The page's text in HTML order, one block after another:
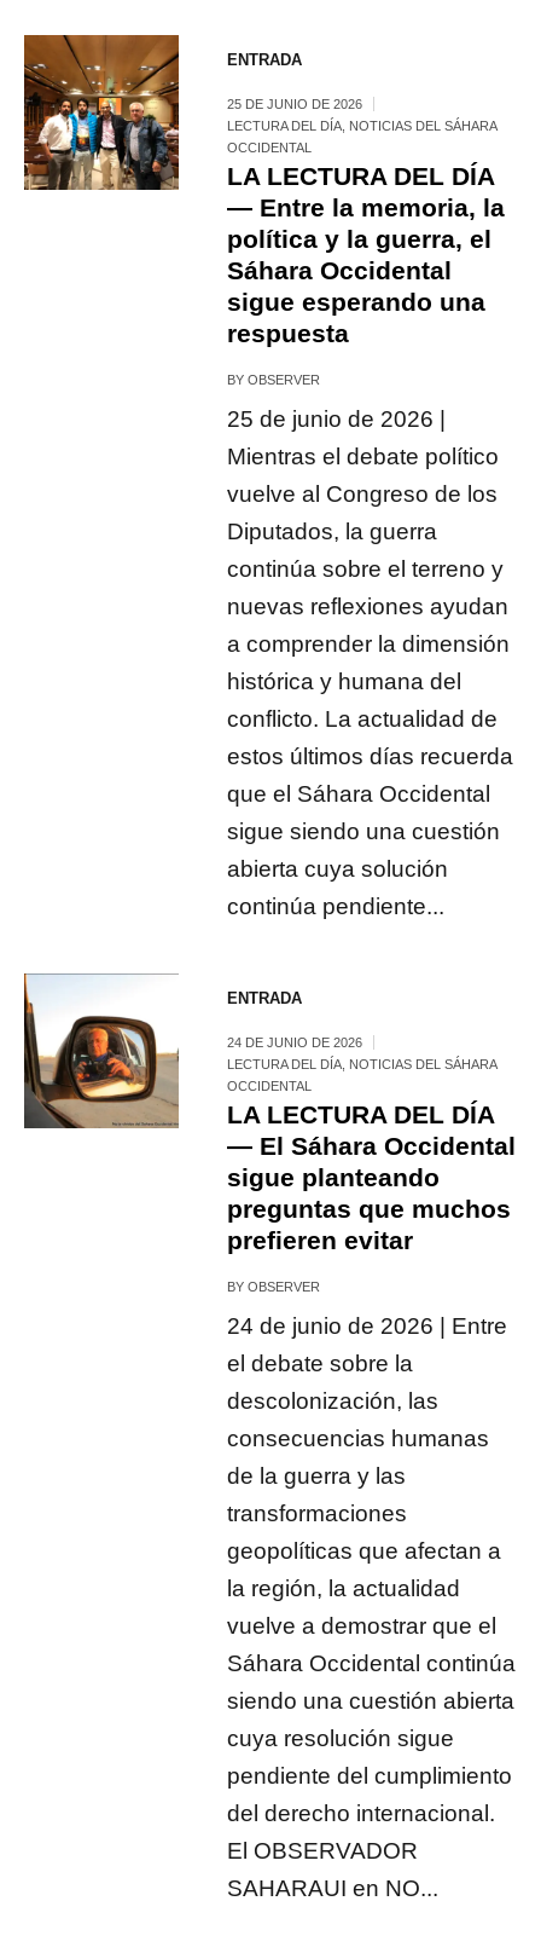
ENTRADA
25 DE JUNIO DE 2026
LECTURA DEL DÍA NOTICIAS DEL SÁHARA
OCCIDENTAL
LA LECTURA DEL DÍA
— Entre la memoria, la
política y la guerra, el
Sáhara Occidental
sigue esperando una
respuesta
BYOBSERVER
25 de junio de 2026 |
Mientras el debate político
vuelve al Congreso de los
Diputados, la guerra
continúa sobre el terreno y
nuevas reflexiones ayudan
a comprender la dimensión
histórica y humana del
conflicto. La actualidad de
estos últimos días recuerda
que el Sáhara Occidental
sigue siendo una cuestión
abierta cuya solución
continúa pendiente...
ENTRADA
24 DE JUNIO DE 2026
LECTURA DEL DÍA NOTICIAS DEL SÁHARA
OCCIDENTAL
LA LECTURA DEL DÍA
— El Sáhara Occidental
sigue planteando
preguntas que muchos
prefieren evitar
BYOBSERVER
24 de junio de 2026 | Entre
el debate sobre la
descolonización, las
consecuencias humanas
de la guerra y las
transformaciones
geopolíticas que afectan a
la región, la actualidad
vuelve a demostrar que el
Sáhara Occidental continúa
siendo una cuestión abierta
cuya resolución sigue
pendiente del cumplimiento
del derecho internacional.
El OBSERVADOR
SAHARAUI en NO...